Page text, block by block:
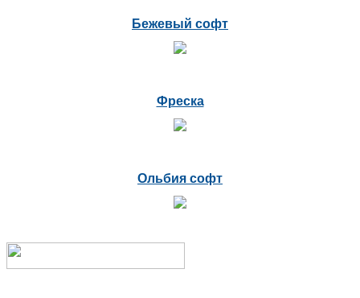
Бежевый софт
Фреска
Ольбия софт